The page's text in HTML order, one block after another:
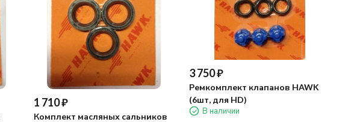
1 710₽
Комплект масляных сальников
3 750₽
Ремкомплект клапанов HAWK
(6шт, для HD)
В наличии